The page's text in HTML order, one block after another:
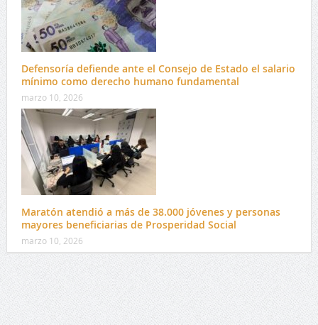
Defensoría defiende ante el Consejo de Estado el salario
mínimo como derecho humano fundamental
marzo 10, 2026
Maratón atendió a más de 38.000 jóvenes y personas
mayores beneficiarias de Prosperidad Social
marzo 10, 2026